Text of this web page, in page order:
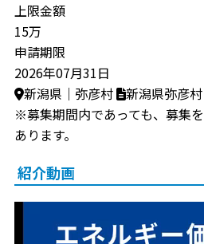
上限金額
15万
申請期限
2026年07月31日
新潟県｜弥彦村
新潟県弥彦村
※募集期間内であっても、募集
あります。
紹介動画